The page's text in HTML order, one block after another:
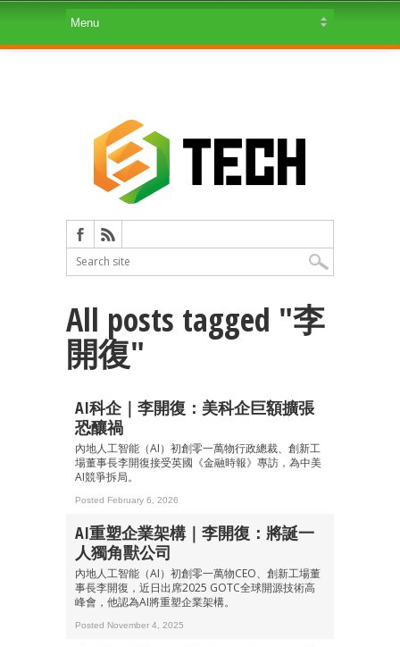
All posts tagged "李
開復"
AI科企｜李開復：美科企巨額擴張
恐釀禍
內地人工智能（AI）初創零一萬物行政總裁、創新工
場董事長李開復接受英國《金融時報》專訪，為中美
AI競爭拆局。
Posted February 6, 2026
AI重塑企業架構｜李開復：將誕一
人獨角獸公司
內地人工智能（AI）初創零一萬物CEO、創新工場董
事長李開復，近日出席2025 GOTC全球開源技術高
峰會，他認為AI將重塑企業架構。
Posted November 4, 2025